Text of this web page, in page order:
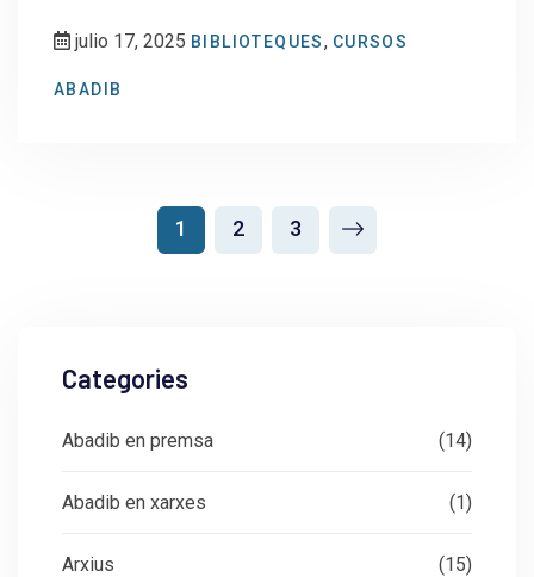
julio 17, 2025 BIBLIOTEQUES, CURSOS
ABADIB
1 2 3
Categories
Abadib en premsa (14)
Abadib en xarxes (1)
Arxius (15)